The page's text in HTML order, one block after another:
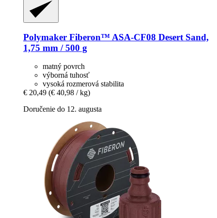
Polymaker Fiberon™ ASA-​CF08 Desert Sand,
1,75 mm / 500 g
matný povrch
výborná tuhosť
vysoká rozmerová stabilita
€ 20,49 (€ 40,98 / kg)
Doručenie do 12. augusta